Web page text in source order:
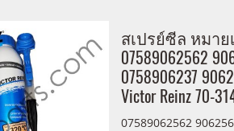
สเปรย์ซีล หมา
07589062562
0758906237
Victor Reinz 70-
07589062562